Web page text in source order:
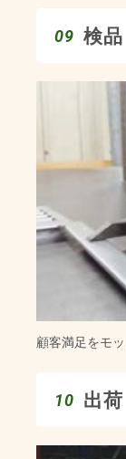
09 検
顧客満足をモ
10 出荷